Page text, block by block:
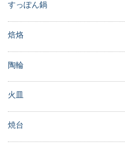
すっぽん鍋
焙烙
陶輪
火皿
焼台